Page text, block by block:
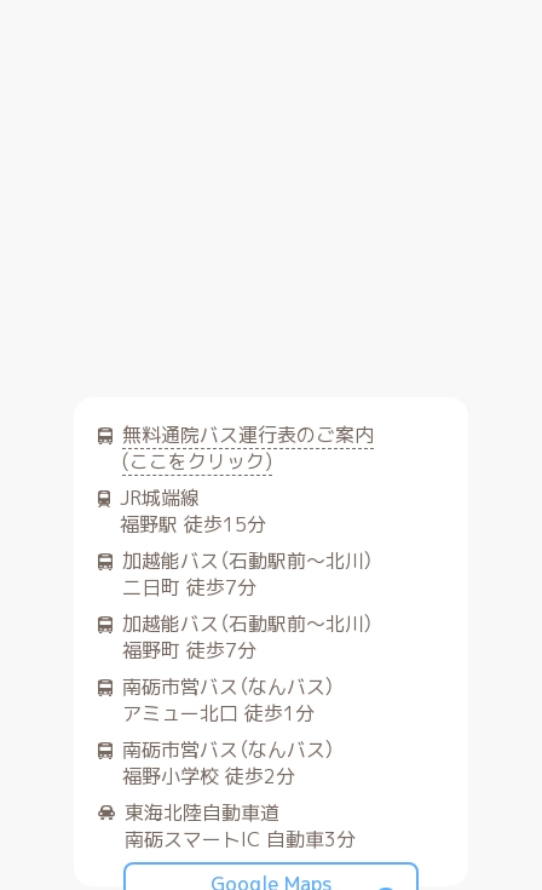
無料通院バス運行表のご案内
(ここをクリック)
JR城端線
福野駅 徒歩15分
加越能バス（石動駅前～北川）
二日町 徒歩7分
加越能バス（石動駅前～北川）
福野町 徒歩7分
南砺市営バス（なんバス）
アミュー北口 徒歩1分
南砺市営バス（なんバス）
福野小学校 徒歩2分
東海北陸自動車道
南砺スマートIC 自動車3分
Google Maps